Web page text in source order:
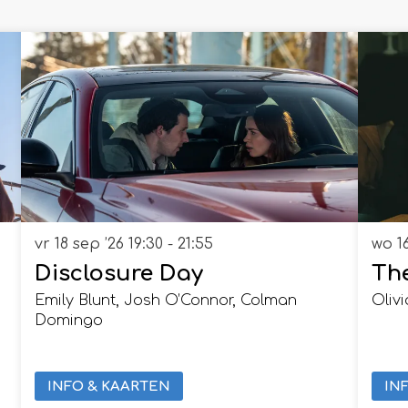
Disclosure Day
Emily Blunt, Josh O’Connor, Colman
Domingo
vr 18 sep ’2619:30 - 21:55
INFO & KAARTEN
wo